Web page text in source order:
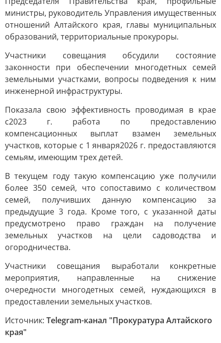
министры, руководитель Управления имущественных
отношений Алтайского края, главы муниципальных
образований, территориальные прокуроры.
Участники совещания обсудили состояние
законности при обеспечении многодетных семей
земельными участками, вопросы подведения к ним
инженерной инфраструктуры.
Показала свою эффективность проводимая в крае
с2023 г. работа по предоставлению
компенсационных выплат взамен земельных
участков, которые с 1 января2026 г. предоставляются
семьям, имеющим трех детей.
В текущем году такую компенсацию уже получили
более 350 семей, что сопоставимо с количеством
семей, получивших данную компенсацию за
предыдущие 3 года. Кроме того, с указанной даты
предусмотрено право граждан на получение
земельных участков на цели садоводства и
огородничества.
Участники совещания выработали конкретные
мероприятия, направленные на снижение
очередности многодетных семей, нуждающихся в
предоставлении земельных участков.
Источник: Telegram-канал "Прокуратура Алтайского
края"